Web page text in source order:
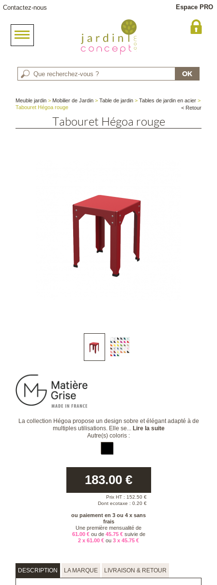
Contactez-nous Espace PRO
Meuble jardin > Mobilier de Jardin >Table de jardin >Tables de jardin en acier >
Tabouret Hégoa rouge
< Retour
Tabouret Hégoa rouge
La collection Hégoa propose un design sobre et élégant adapté à de
multiples utilisations. Elle se... Lire la suite
Autre(s) coloris :
183.00 €
Prix HT : 152.50 €
Dont ecotaxe : 0.20 €
ou paiement en 3 ou 4 x sans
frais
Une première mensualité de
61.00 € ou de 45.75 € suivie de
2 x 61.00 € ou 3 x 45.75 €
DESCRIPTION LA MARQUE LIVRAISON & RETOUR